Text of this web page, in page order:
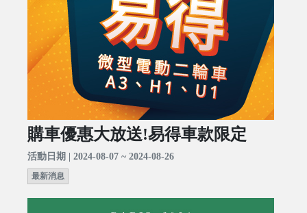
購車優惠大放送!易得車款限定
活動日期 | 2024-08-07 ~ 2024-08-26
最新消息